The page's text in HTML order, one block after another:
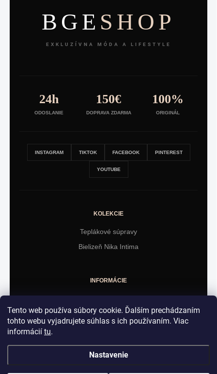
Tento web používa súbory cookie. Ďalším prechádzaním
tohto webu vyjadrujete súhlas s ich používaním. Viac
informácií tu.
Nastavenie
BGE SHOP
EXKLUZÍVNA MÓDA A LIFESTYLE
24h
ODOSLANIE
150€
DOPRAVA ZDARMA
100%
ORIGINÁL
INSTAGRAM TIKTOK FACEBOOK PINTEREST
YOUTUBE
KOLEKCIE
Teplákové súpravy
Bielizeň Nika Intima
INFORMÁCIE
Vrátenie tovaru
KONTAKT